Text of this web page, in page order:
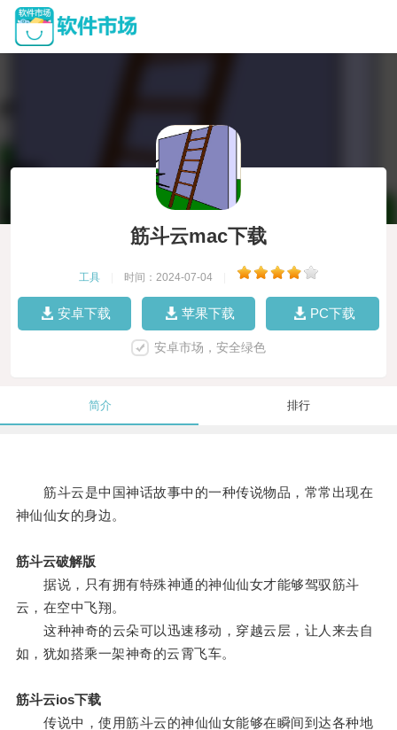
筋斗云mac下载
工具 时间：2024-07-04
安卓下载 苹果下载 PC下载
安卓市场，安全绿色
简介 排行
筋斗云是中国神话故事中的一种传说物品，常常出现在
神仙仙女的身边。
筋斗云破解版
据说，只有拥有特殊神通的神仙仙女才能够驾驭筋斗
云，在空中飞翔。
这种神奇的云朵可以迅速移动，穿越云层，让人来去自
如，犹如搭乘一架神奇的云霄飞车。
筋斗云ios下载
传说中，使用筋斗云的神仙仙女能够在瞬间到达各种地